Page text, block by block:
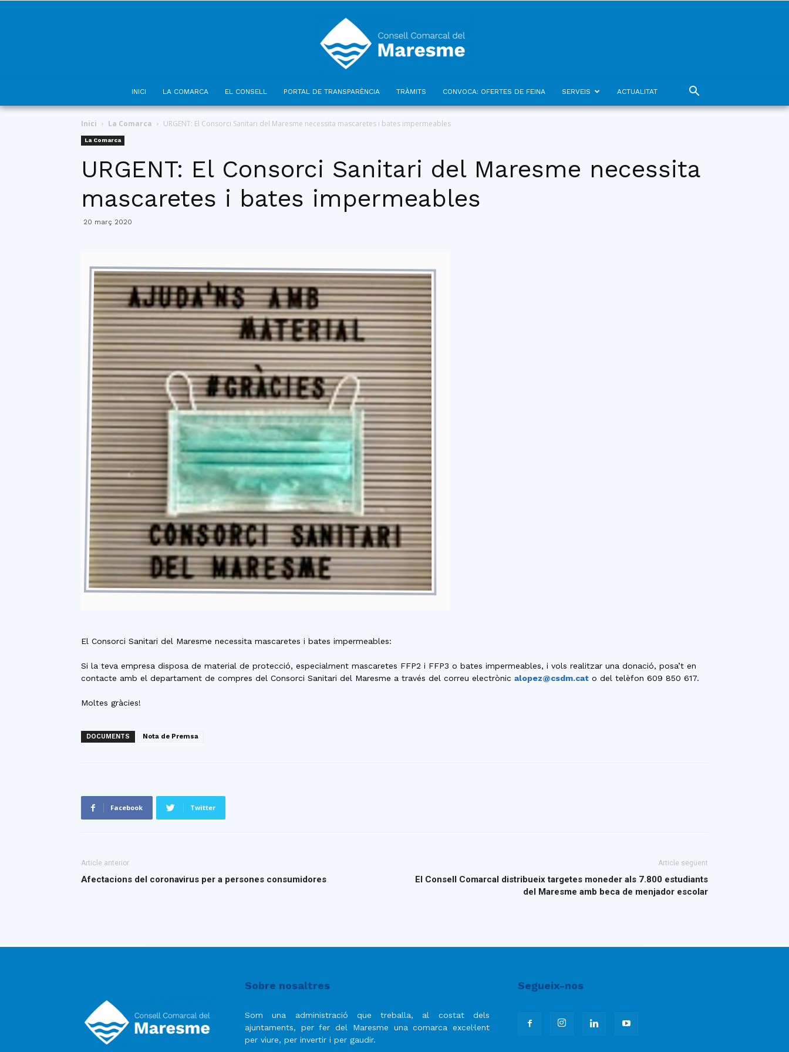
del
Maresme
INICI LA COMARCA EL CONSELL PORTAL DE TRANSPARÈNCIA TRÀMITS CONVOCA: OFERTES DE FEINA SERVEIS ACTUALITAT
Inici La Comarca URGENT: El Consorci Sanitari del Maresme necessita mascaretes i bates impermeables
La Comarca
URGENT: El Consorci Sanitari del Maresme necessita
mascaretes i bates impermeables
20 març 2020
El Consorci Sanitari del Maresme necessita mascaretes i bates impermeables:
Si la teva empresa disposa de material de protecció, especialment mascaretes FFP2 i FFP3 o bates impermeables, i vols realitzar una donació, posa’t en
contacte amb el departament de compres del Consorci Sanitari del Maresme a través del correu electrònic alopez@csdm.cat o del telèfon 609 850 617.
Moltes gràcies!
DOCUMENTS Nota de Premsa
Facebook Twitter
Article anterior
Afectacions del coronavirus per a persones consumidores
Article següent
El Consell Comarcal distribueix targetes moneder als 7.800 estudiants
del Maresme amb beca de menjador escolar
Sobre nosaltres
Som una administració que treballa, al costat dels
ajuntaments, per fer del Maresme una comarca excel·lent
per viure, per invertir i per gaudir.
Segueix-nos